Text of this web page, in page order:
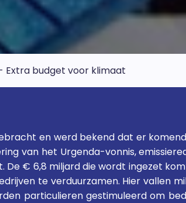
Extra budget voor klimaat
en werd bekend dat er
van het Urgenda-vonnis,
€ 6,8 miljard die wordt ingezet
te verduurzamen. Hier vallen
particulieren gestimuleerd om